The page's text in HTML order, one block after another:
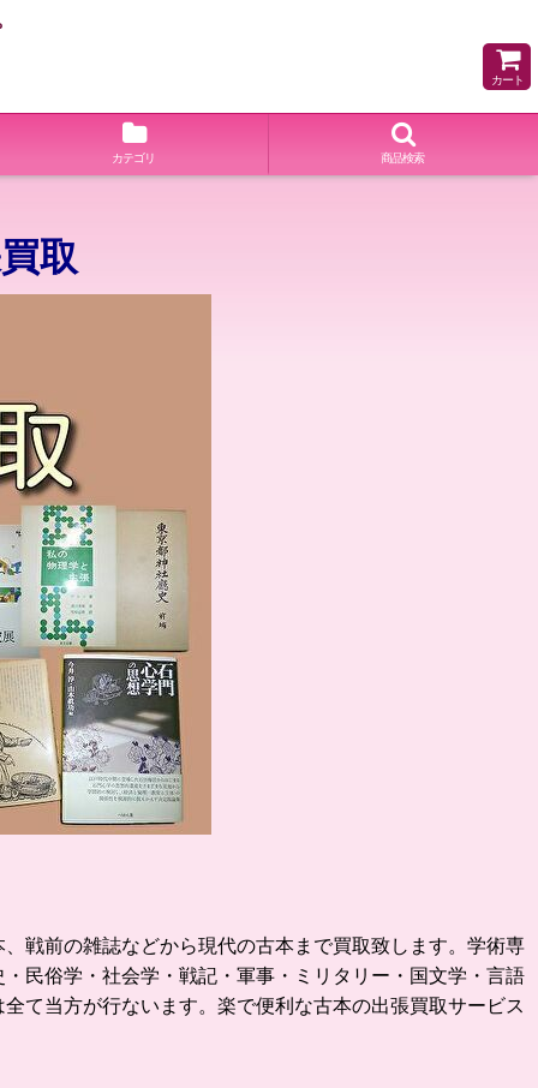
カート
カテゴリ 商品検索
取
戦前の雑誌などから現代の古本まで買取致します。学術専
民俗学・社会学・戦記・軍事・ミリタリー・国文学・言語
て当方が行ないます。楽で便利な古本の出張買取サービス